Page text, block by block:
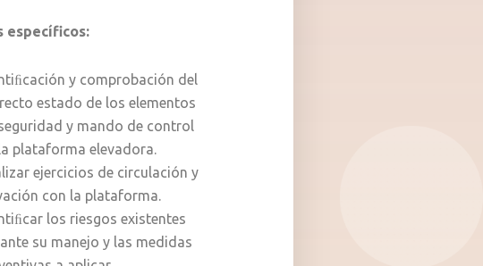
específicos:
y comprobación del
estado de los elementos
y mando de control
plataforma elevadora.
ejercicios de circulación y
con la plataforma.
los riesgos existentes
su manejo y las medidas